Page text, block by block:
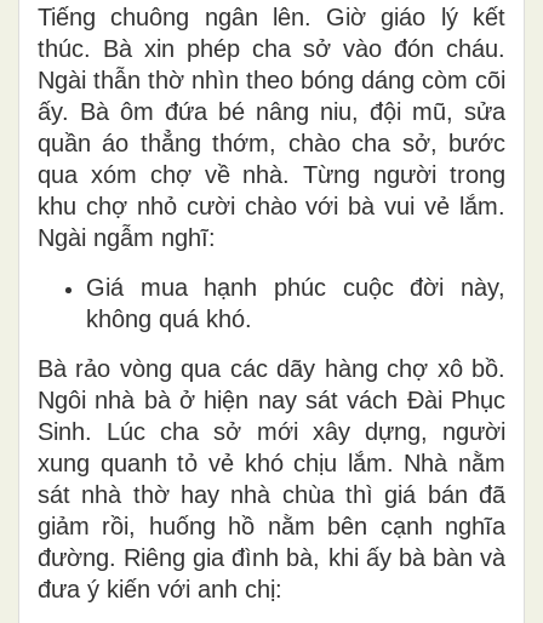
Tiếng chuông ngân lên. Giờ giáo lý kết
thúc. Bà xin phép cha sở vào đón cháu.
Ngài thẫn thờ nhìn theo bóng dáng còm cõi
ấy. Bà ôm đứa bé nâng niu, đội mũ, sửa
quần áo thẳng thớm, chào cha sở, bước
qua xóm chợ về nhà. Từng người trong
khu chợ nhỏ cười chào với bà vui vẻ lắm.
Ngài ngẫm nghĩ:
Giá mua hạnh phúc cuộc đời này,
không quá khó.
Bà rảo vòng qua các dãy hàng chợ xô bồ.
Ngôi nhà bà ở hiện nay sát vách Đài Phục
Sinh. Lúc cha sở mới xây dựng, người
xung quanh tỏ vẻ khó chịu lắm. Nhà nằm
sát nhà thờ hay nhà chùa thì giá bán đã
giảm rồi, huống hồ nằm bên cạnh nghĩa
đường. Riêng gia đình bà, khi ấy bà bàn và
đưa ý kiến với anh chị: